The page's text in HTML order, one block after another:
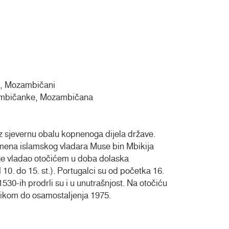
Mozambičani
Mozambičana
obalu kopnenoga dijela države.
islamskog vladara Muse bin Mbikija
vladao otočićem u doba dolaska
do 15. st.). Portugalci su od početka 16.
ih prodrli su i u unutrašnjost. Na otočiću
do osamostaljenja 1975.